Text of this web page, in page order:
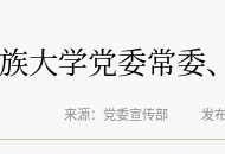
大学党委常委
来源：党委宣传部 发